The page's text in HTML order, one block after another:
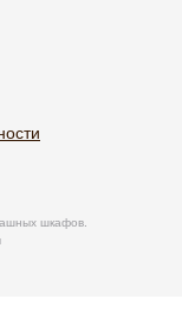
шкафов.